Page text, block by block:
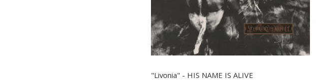
"Livonia" - HIS NAME IS ALIVE